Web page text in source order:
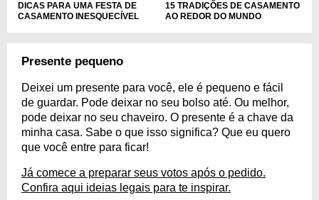
DICAS PARA UMA FESTA DE
CASAMENTO INESQUECÍVEL
15 TRADIÇÕES DE CASAMENTO
AO REDOR DO MUNDO
Presente pequeno
Deixei um presente para você, ele é pequeno e fácil
de guardar. Pode deixar no seu bolso até. Ou melhor,
pode deixar no seu chaveiro. O presente é a chave da
minha casa. Sabe o que isso significa? Que eu quero
que você entre para ficar!
Já comece a preparar seus votos após o pedido.
Confira aqui ideias legais para te inspirar.